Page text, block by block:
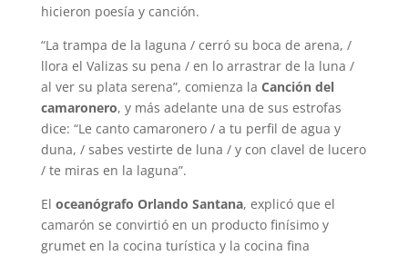
hicieron poesía y canción.
“La trampa de la laguna / cerró su boca de arena, /
llora el Valizas su pena / en lo arrastrar de la luna /
al ver su plata serena”, comienza la Canción del
camaronero, y más adelante una de sus estrofas
dice: “Le canto camaronero / a tu perfil de agua y
duna, / sabes vestirte de luna / y con clavel de lucero
/ te miras en la laguna”.
El oceanógrafo Orlando Santana, explicó que el
camarón se convirtió en un producto finísimo y
grumet en la cocina turística y la cocina fina